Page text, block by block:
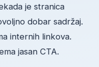
je stranica
dobar sadržaj.
internih linkova.
jasan CTA.